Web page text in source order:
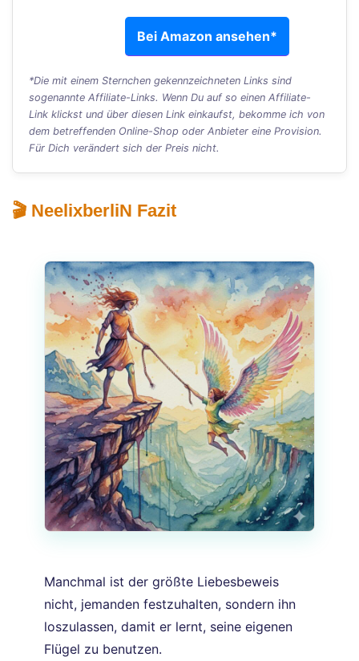
Bei Amazon ansehen*
*Die mit einem Sternchen gekennzeichneten Links sind
sogenannte Affiliate-Links. Wenn Du auf so einen Affiliate-
Link klickst und über diesen Link einkaufst, bekomme ich von
dem betreffenden Online-Shop oder Anbieter eine Provision.
Für Dich verändert sich der Preis nicht.
🎬 NeelixberliN Fazit
Manchmal ist der größte Liebesbeweis
nicht, jemanden festzuhalten, sondern ihn
loszulassen, damit er lernt, seine eigenen
Flügel zu benutzen.